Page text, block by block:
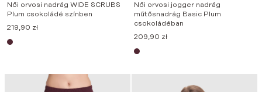
Női orvosi nadrág WIDE SCRUBS
Plum csokoládé színben
219,90 zł
Női orvosi jogger nadrág
műtősnadrág Basic Plum
csokoládéban
209,90 zł